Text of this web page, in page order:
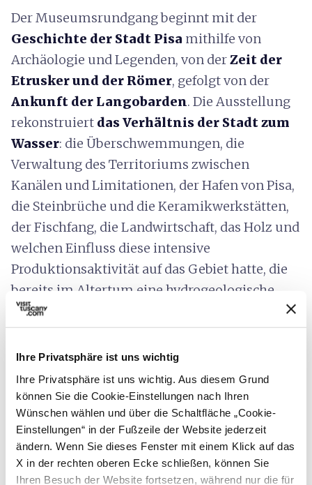
Ihre Privatsphäre ist uns wichtig
Ihre Privatsphäre ist uns wichtig. Aus diesem Grund
können Sie die Cookie-Einstellungen nach Ihren
Wünschen wählen und über die Schaltfläche „Cookie-
Einstellungen“ in der Fußzeile der Website jederzeit
ändern. Wenn Sie dieses Fenster mit einem Klick auf das
X in der rechten oberen Ecke schließen, können Sie
Ihren Besuch der Website fortsetzen, während nur die für
Der Museumsrundgang beginnt mit der
Geschichte der Stadt Pisa mithilfe von
Archäologie und Legenden, von derZeit der
Etrusker und der Römer, gefolgt von der
Ankunft der Langobarden. Die Ausstellung
rekonstruiert das Verhältnis der Stadt zum
Wasser: die Überschwemmungen, die
Verwaltung des Territoriums zwischen
Kanälen und Limitationen, der Hafen von Pisa,
die Steinbrüche und die Keramikwerkstätten,
der Fischfang, die Landwirtschaft, das Holz und
welchen Einfluss diese intensive
Produktionsaktivität auf das Gebiet hatte, die
bereits im Altertum eine hydrogeologische
Störung verursachte. Darüber hinaus widmet
sich ein Abschnitt demLeben an Bord, das
sicher nicht komfortabel war
Gegenstände geben einen Einblick in
dasLeben der Seefahrer: Kleidung, Gepäck,
Beleuchtung, wie man kochte und aß, Kulte
und Aberglaube sowie Spiele, um sich die Zeit
während der langen Überfahrten zu vertreiben.